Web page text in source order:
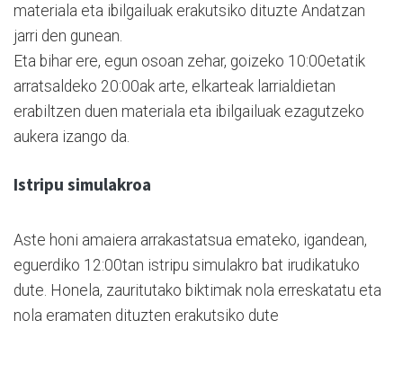
materiala eta ibilgailuak erakutsiko dituzte Andatzan
jarri den gunean.
Eta bihar ere, egun osoan zehar, goizeko 10:00etatik
arratsaldeko 20:00ak arte, elkarteak larrialdietan
erabiltzen duen materiala eta ibilgailuak ezagutzeko
aukera izango da.
Istripu simulakroa
Aste honi amaiera arrakastatsua emateko, igandean,
eguerdiko 12:00tan istripu simulakro bat irudikatuko
dute. Honela, zauritutako biktimak nola erreskatatu eta
nola eramaten dituzten erakutsiko dute